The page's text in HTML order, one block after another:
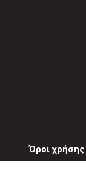
Όροι χρήσης